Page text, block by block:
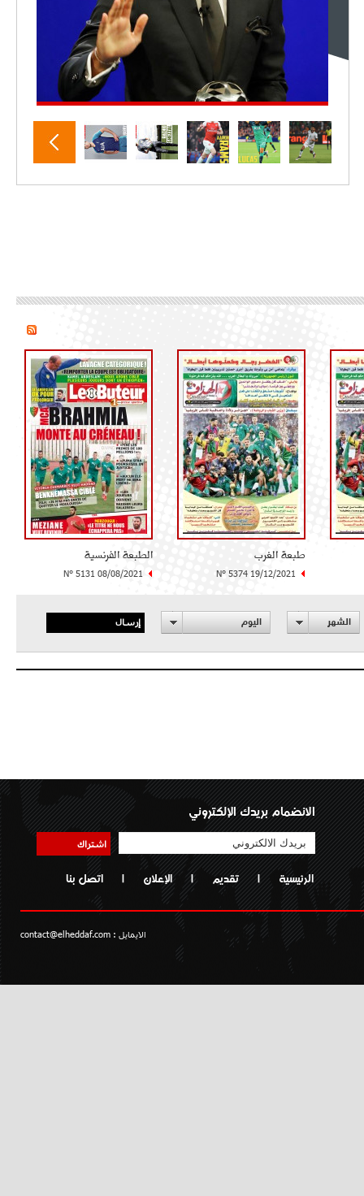
طبعة الغرب
N° 5374 19/12/2021
الطبعة الفرنسية
N° 5131 08/08/2021
الشهر اليوم إرسال
الانضمام بريدك الإلكتروني
اشتراك
الرئيسية | تقديم | الإعلان | اتصل بنا
الايمايل : contact@elheddaf.com